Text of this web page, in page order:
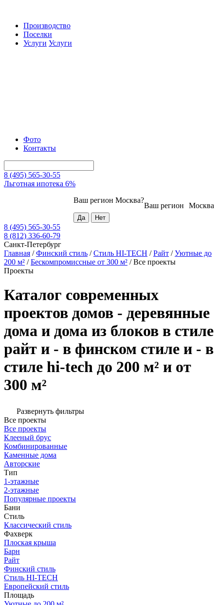
Производство
Поселки
Услуги Услуги
Фото
Контакты
8 (495) 565-30-55
Льготная ипотека 6%
Москва
Ваш регион
Ваш регион Москва?
8 (495) 565-30-55
8 (812) 336-60-79
Санкт-Петербург
Главная /Финский стиль /Стиль HI-TECH /Райт /Уютные до
200 м² /Бескомпромиссные от 300 м² /Все проекты
Проекты
Каталог современных
проектов домов - деревянные
дома и дома из блоков в стиле
райт и - в финском стиле и - в
стиле hi-tech до 200 м² и от
300 м²
Развернуть фильтры
Все проекты
Все проекты
Клееный брус
Комбинированные
Каменные дома
Авторские
Тип
1-этажные
2-этажные
Популярные проекты
Бани
Стиль
Классический стиль
Фахверк
Плоская крыша
Барн
Райт
Финский стиль
Стиль HI-TECH
Европейский стиль
Площадь